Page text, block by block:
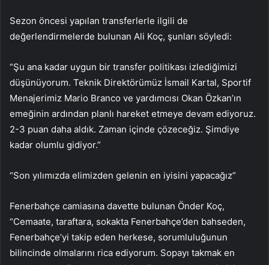
Sezon öncesi yapılan transferlerle ilgili de
değerlendirmelerde bulunan Ali Koç, şunları söyledi:
“Şu ana kadar uygun bir transfer politikası izlediğimizi
düşünüyorum. Teknik Direktörümüz İsmail Kartal, Sportif
Menajerimiz Mario Branco ve yardımcısı Okan Özkan’ın
emeğinin ardından planlı hareket etmeye devam ediyoruz.
2-3 puan daha aldık. Zaman içinde çözeceğiz. Şimdiye
kadar olumlu gidiyor.”
“Son yılımızda elimizden gelenin en iyisini yapacağız”
Fenerbahçe camiasına davette bulunan Önder Koç,
“Cemaate, taraftara, sokakta Fenerbahçe’den bahseden,
Fenerbahçe’yi takip eden herkese, sorumluluğunun
bilincinde olmalarını rica ediyorum. Sopayı takmak en